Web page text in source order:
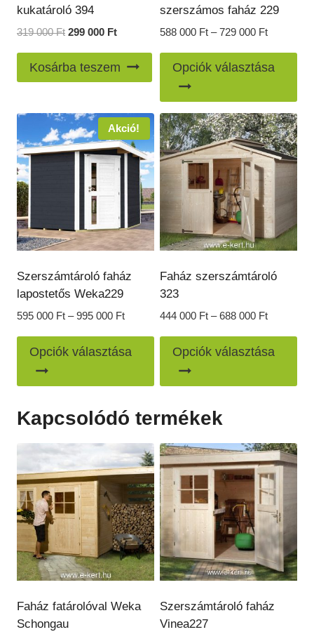
kukatároló 394
319 000Ft Original
was:
319
299 000 FtCurrent
is:
299
Kosárba teszem
szerszámos faház 229
588 000 Ft – 729 000 Ft
000 Ft
000 Ft
Opciók választása
Akció!
Szerszámtároló faház
lapostetős Weka229
595 000 Ft – 995 000 FtÁrtartomány:
000 Ft
Opciók választása
Ennek
terméknek
variációja
van.
A
változatok
a
termékoldalon
választhatók
ki
Faház szerszámtároló
323
444 000 Ft – 688 000 Ft
000 Ft
Opciók választása
A
ki
Kapcsolódó termékek
Faház fatárolóval Weka
Schongau
Szerszámtároló faház
Vinea227